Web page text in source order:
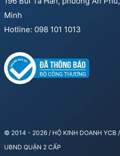
Minh
Hotline: 098 101 1013
© 2014 - 2026 / HỘ KINH DOANH YCB
UBND QUẬN 2 CẤP